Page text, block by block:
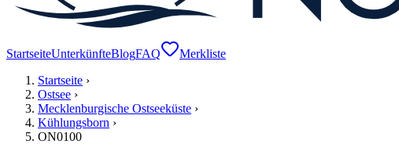
StartseiteUnterkünfteBlogFAQ
Merkliste
Startseite ›
Ostsee ›
Mecklenburgische Ostseeküste ›
Kühlungsborn ›
ON0100